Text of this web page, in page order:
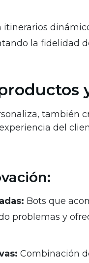
itinerarios
la fidelidad
también
del
Bots que
problemas y
Combinación